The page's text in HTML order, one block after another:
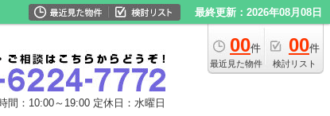
最終更新：2026年08月08日
00件
最近見た物件
00件
検討リスト
間：10:00～19:00 定休日：水曜日